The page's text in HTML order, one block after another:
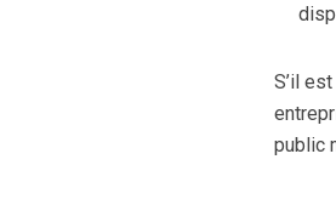
S’il
public